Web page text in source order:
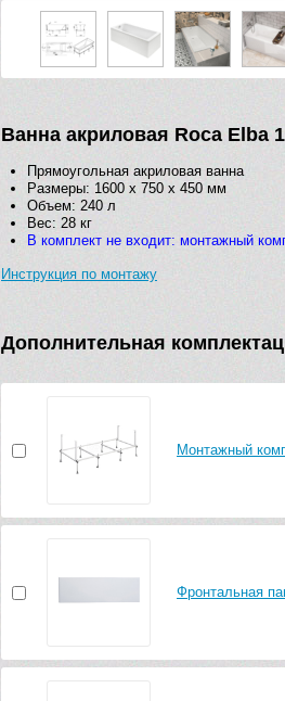
Ванна акриловая Roca Elba
Прямоугольная акриловая ванна
Размеры: 1600 х 750 х 450 мм
Объем: 240 л
Вес: 28 кг
В комплект не входит: монтажный
Инструкция по монтажу
Дополнительная
Монтажный
Фронтальная